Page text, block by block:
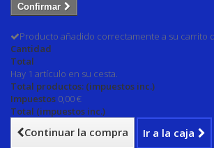
Confirmar
Producto añadido correctamente a su carrito
Cantidad
Total
Hay 1 artículo en su cesta.
Total productos: (impuestos inc.)
Impuestos 0,00 €
Total (impuestos inc.)
Continuar la compra Ir a la caja